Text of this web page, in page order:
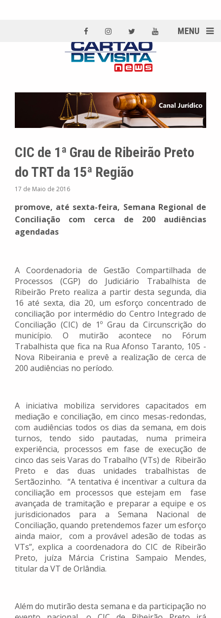
MENU
CIC de 1ª Grau de Ribeirão Preto
do TRT da 15ª Região
17 de Maio de 2016
promove, até sexta-feira, Semana Regional de
Conciliação com cerca de 200 audiências
agendadas
A Coordenadoria de Gestão Compartilhada de
Processos (CGP) do Judiciário Trabalhista de
Ribeirão Preto realiza a partir desta segunda, dia
16 até sexta, dia 20, um esforço concentrado de
conciliação por intermédio do Centro Integrado de
Conciliação (CIC) de 1º Grau da Circunscrição do
município. O mutirão acontece no Fórum
Trabalhista que fica na Rua Afonso Taranto, 105 -
Nova Ribeirania e prevê a realização de cerca de
200 audiências no período.
A iniciativa mobiliza servidores capacitados em
mediação e conciliação, em cinco mesas-redondas,
com audiências todos os dias da semana, em dois
turnos, tendo sido pautadas, numa primeira
experiência, processos em fase de execução de
cinco das seis Varas do Trabalho (VTs) de Ribeirão
Preto e das duas unidades trabalhistas de
Sertãozinho. “A tentativa é incentivar a cultura da
conciliação em processos que estejam em fase
avançada de tramitação e preparar a equipe e os
jurisdicionados para a Semana Nacional de
Conciliação, quando pretendemos fazer um esforço
ainda maior, com a provável adesão de todas as
VTs”, explica a coordenadora do CIC de Ribeirão
Preto, juíza Márcia Cristina Sampaio Mendes,
titular da VT de Orlândia.
Além do mutirão desta semana e da participação no